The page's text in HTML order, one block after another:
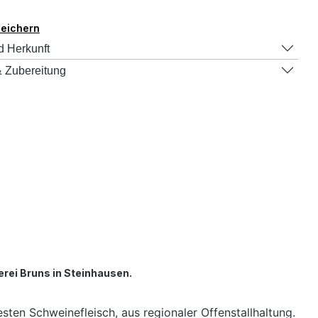
Herkunft
Zubereitung
Bruns in Steinhausen.
Schweinefleisch, aus regionaler Offenstallhaltung.